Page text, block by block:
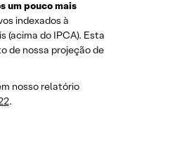
um pouco mais
indexados à
(acima do IPCA). Esta
de nossa projeção de
nosso relatório
.